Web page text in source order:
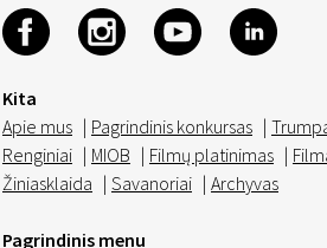
Kita
Apie mus | Pagrindinis konkursas |
Renginiai | MIOB | Filmų platinimas |
Žiniasklaida | Savanoriai | Archyvas
Pagrindinis menu